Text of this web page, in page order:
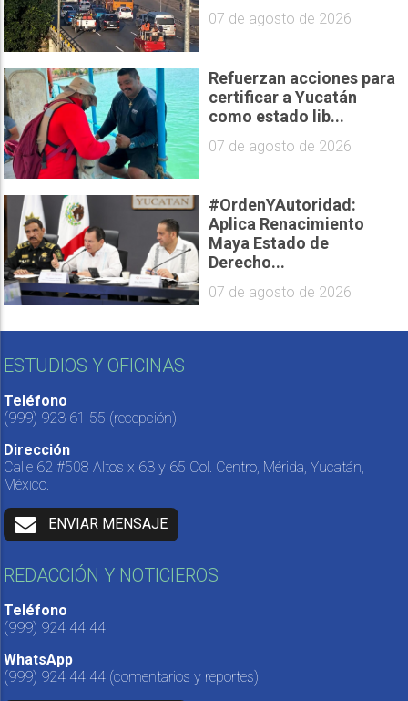
07 de agosto de 2026
Refuerzan acciones para
certificar a Yucatán
como estado lib...
07 de agosto de 2026
#OrdenYAutoridad:
Aplica Renacimiento
Maya Estado de
Derecho...
07 de agosto de 2026
ESTUDIOS Y OFICINAS
Teléfono
(999) 923 61 55 (recepción)
Dirección
Calle 62 #508 Altos x 63 y 65 Col. Centro, Mérida, Yucatán,
México.
ENVIAR MENSAJE
REDACCIÓN Y NOTICIEROS
Teléfono
(999) 924 44 44
WhatsApp
(999) 924 44 44 (comentarios y reportes)